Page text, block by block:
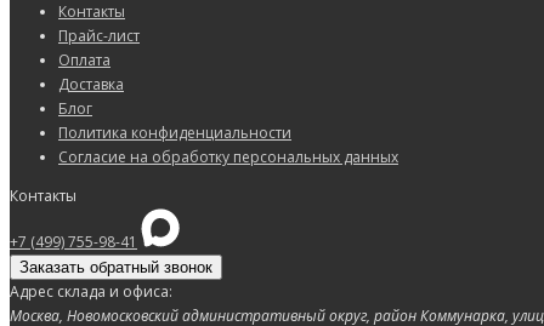
Контакты
Прайс-лист
Оплата
Доставка
Блог
Политика конфиденциальности
Согласие на обработку персональных данных
Контакты
+7 (499) 755-98-41
Заказать обратный звонок
Адрес склада и офиса:
Москва, Новомосковский административный округ, район Коммунарка,